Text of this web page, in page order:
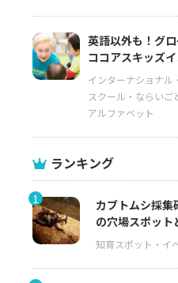
英語以外も！グ
ココアスキッズ
インターナショナル
スクール・ならいご
アルファベット
ランキング
1
カブトムシ採集
の穴場スポット